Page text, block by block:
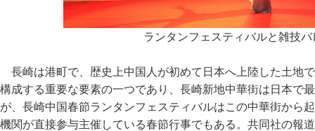
ランタンフェスティバルと雑技バ
長崎は港町で、歴史上中国人が初めて日本へ上陸した土地
構成する重要な要素の一つであり、長崎新地中華街は日本で
が、長崎中国春節ランタンフェスティバルはこの中華街から
機関が直接参与主催している春節行事でもある。共同社の報